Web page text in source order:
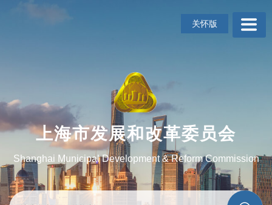
转
到
网
航
区
跳
关怀版
上海市发展和改革委员会
Shanghai Municipal Development & Reform Commission